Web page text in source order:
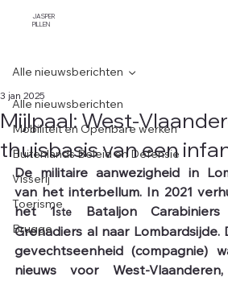
JASPER
PILLEN
Alle nieuwsberichten
Mobiliteit en Openbare werken
Buitenlands Beleid en Defensie
Visserij
Toerisme
Brugge
Alle nieuwsberichten
Mijlpaal: West-
thuisbasis van een
3 jan 2025
De militaire aanwezigheid in
van het interbellum. In 2021
het 1ste
Bataljon
Grenadiers al naar Lombardsijde.
gevechtseenheid (compagnie)
nieuws voor West-